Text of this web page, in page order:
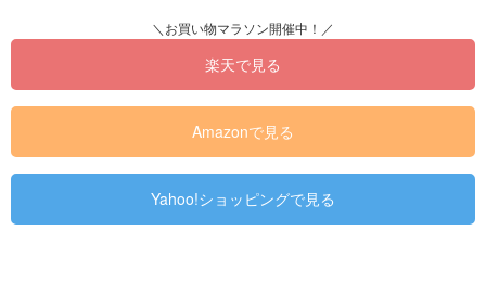
楽天で見る
Amazonで見る
Yahoo!ショッピングで見る